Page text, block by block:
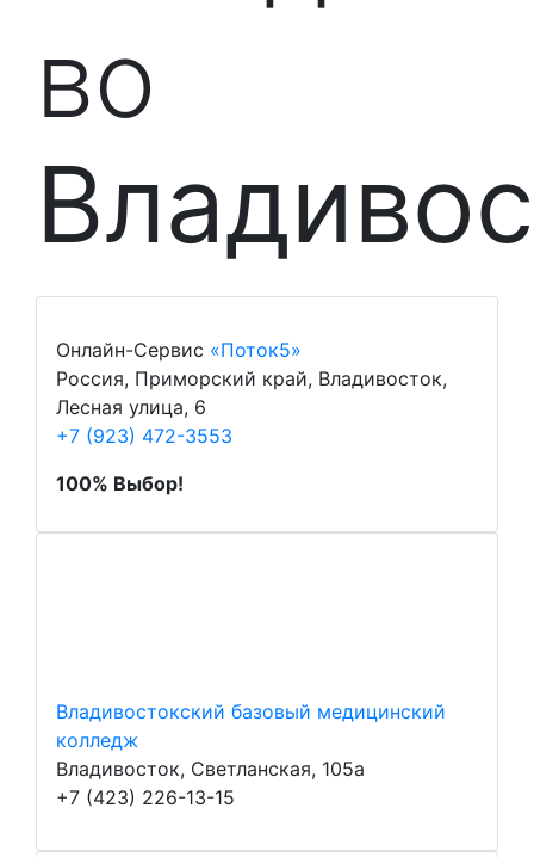
во
Онлайн-Сервис «Поток5»
Россия, Приморский край, Владивосток,
Лесная улица, 6
+7 (923) 472-3553
100% Выбор!
Владивостокский базовый медицинский
колледж
Владивосток, Светланская, 105а
+7 (423) 226-13-15